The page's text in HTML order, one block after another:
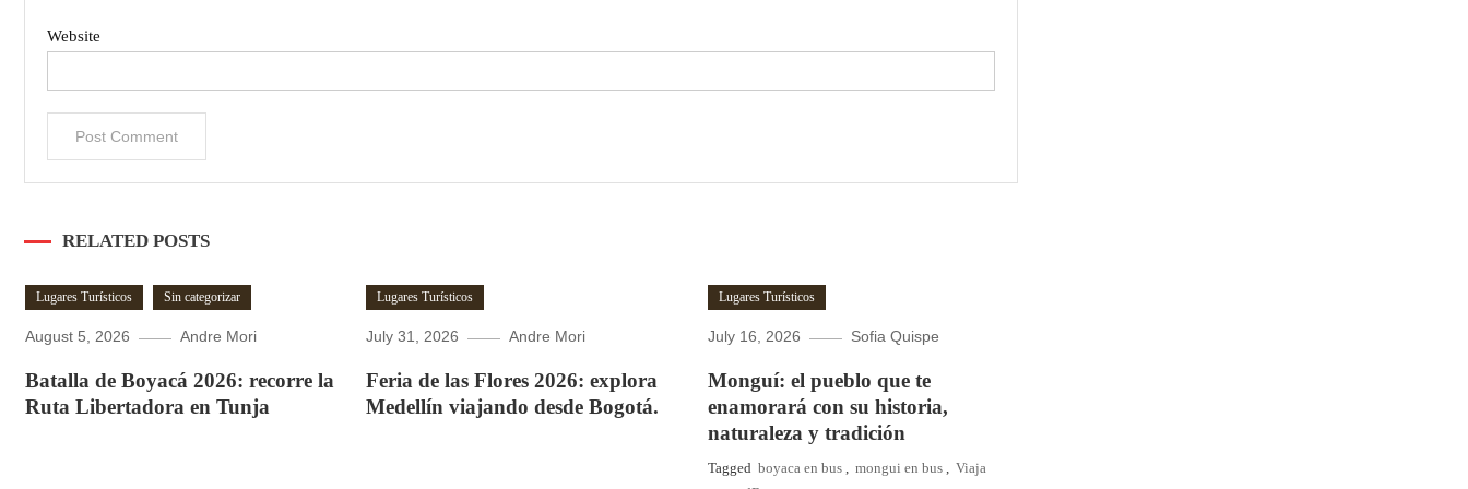
Website
RELATED POSTS
Lugares Turísticos Sin categorizar
August 5, 2026 Andre Mori
Batalla de Boyacá 2026: recorre la
Ruta Libertadora en Tunja
Lugares Turísticos
July 31, 2026 Andre Mori
Feria de las Flores 2026: explora
Medellín viajando desde Bogotá.
Lugares Turísticos
July 16, 2026 Sofia Quispe
Monguí: el pueblo que te
enamorará con su historia,
naturaleza y tradición
Tagged boyaca en bus , mongui en bus , Viaja